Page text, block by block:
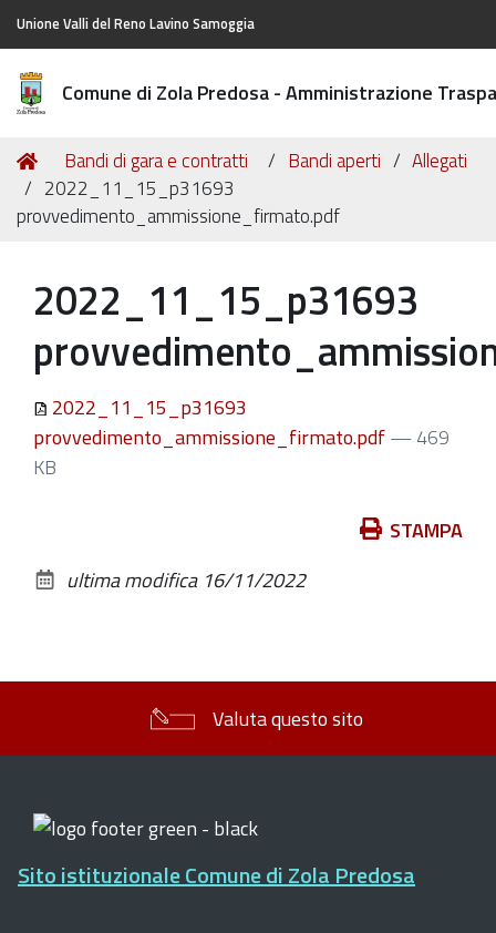
Unione Valli del Reno Lavino Samoggia
Comune di Zola Predosa - Amministrazione
Tu
sei
qui:
Home
Bandi di gara e contratti Bandi aperti
Allegati
2022_11_15_p31693
provvedimento_ammissione_firmato.pdf
2022_11_15_p31693
2022_11_15_p31693
provvedimento_ammissione_firmato.pdf— 469
KB
documento
STAMPA
ultima modifica 16/11/2022
Valuta questo sito
Sito istituzionale Comune di Zola Predosa